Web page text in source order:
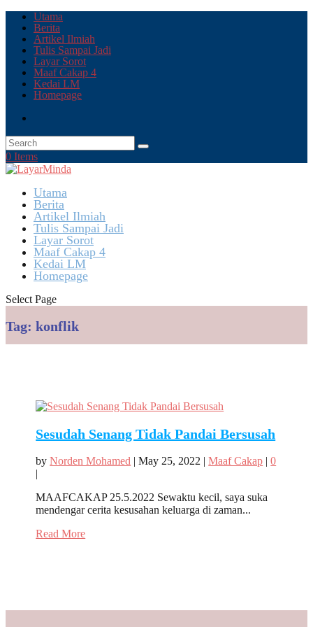
Utama
Berita
Artikel Ilmiah
Tulis Sampai Jadi
Layar Sorot
Maaf Cakap 4
Kedai LM
Homepage
0 Items
Utama
Berita
Artikel Ilmiah
Tulis Sampai Jadi
Layar Sorot
Maaf Cakap 4
Kedai LM
Homepage
Select Page
Tag: konflik
Sesudah Senang Tidak Pandai Bersusah
byNorden Mohamed |May 25, 2022 |Maaf Cakap |0
|
MAAFCAKAP 25.5.2022 Sewaktu kecil, saya suka
mendengar cerita kesusahan keluarga di zaman...
Read More